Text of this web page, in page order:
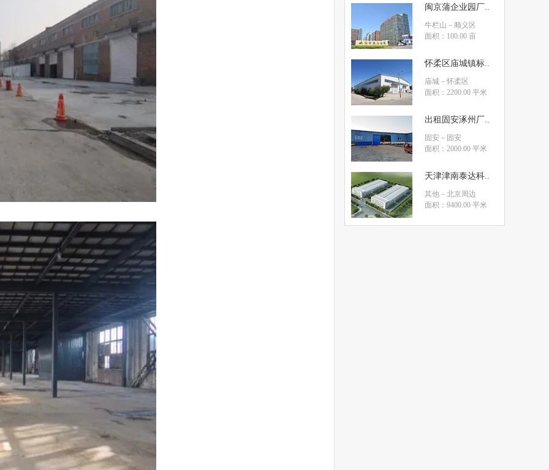
闽京蒲企业园厂..
牛栏山 －顺义区
面积：100.00 亩
怀柔区庙城镇标..
庙城 －怀柔区
面积：2200.00 平米
出租固安涿州厂..
固安 －固安
面积：2000.00 平米
天津津南泰达科..
其他 －北京周边
面积：9400.00 平米